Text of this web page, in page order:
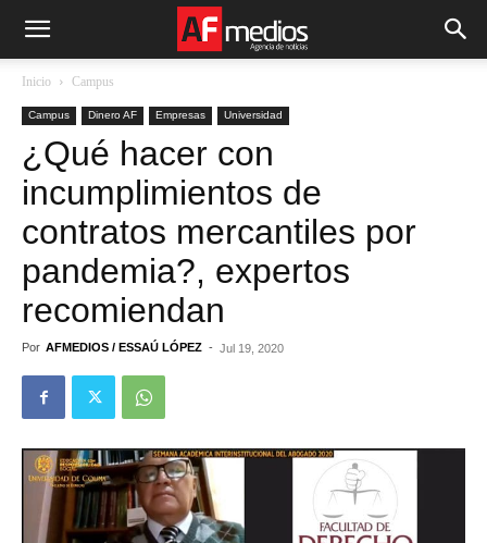
Inicio Campus
Campus Dinero AF Empresas Universidad
¿Qué hacer con
incumplimientos de
contratos mercantiles por
pandemia?, expertos
recomiendan
Por AFMEDIOS / ESSAÚ LÓPEZ - Jul 19, 2020